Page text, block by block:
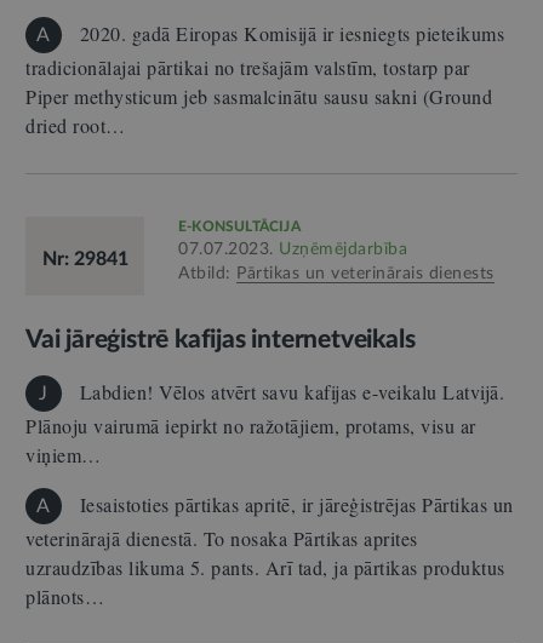
A
2020. gadā Eiropas Komisijā ir iesniegts pieteikums
tradicionālajai pārtikai no trešajām valstīm, tostarp par
Piper methysticum jeb sasmalcinātu sausu sakni (Ground
dried root…
Nr: 29841
E-KONSULTĀCIJA
07.07.2023. Uzņēmējdarbība
Atbild: Pārtikas un veterinārais dienests
Vai jāreģistrē kafijas internetveikals
J
Labdien! Vēlos atvērt savu kafijas e-veikalu Latvijā.
Plānoju vairumā iepirkt no ražotājiem, protams, visu ar
viņiem…
A
Iesaistoties pārtikas apritē, ir jāreģistrējas Pārtikas un
veterinārajā dienestā. To nosaka Pārtikas aprites
uzraudzības likuma 5. pants. Arī tad, ja pārtikas produktus
plānots…